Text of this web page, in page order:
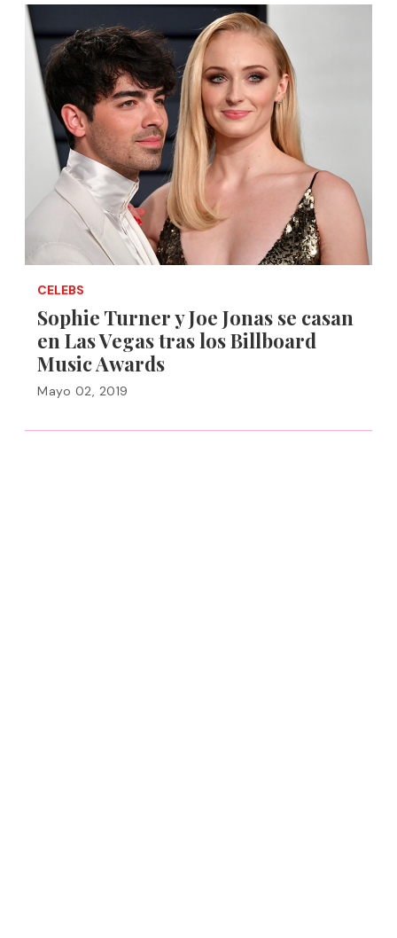
CELEBS
Sophie Turner y Joe Jonas se casan
en Las Vegas tras los Billboard
Music Awards
Mayo 02, 2019